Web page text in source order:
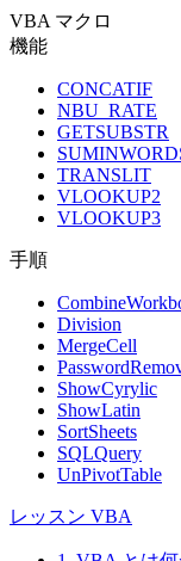
VBA マクロ
機能
CONCATIF
NBU_RATE
GETSUBSTR
TRANSLIT
VLOOKUP2
VLOOKUP3
手順
Division
MergeCell
ShowCyrylic
ShowLatin
SortSheets
SQLQuery
UnPivotTable
レッスン VBA